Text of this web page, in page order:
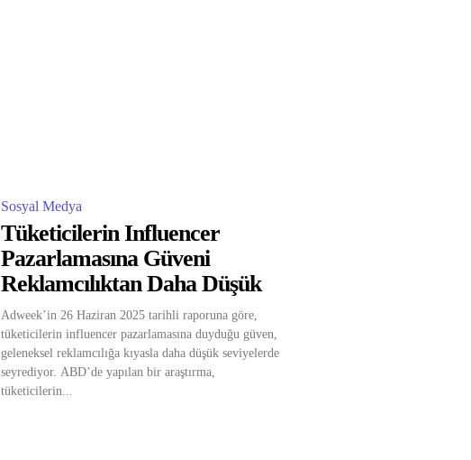
Sosyal Medya
Tüketicilerin Influencer
Pazarlamasına Güveni
Reklamcılıktan Daha Düşük
Adweek’in 26 Haziran 2025 tarihli raporuna göre,
tüketicilerin influencer pazarlamasına duyduğu güven,
geleneksel reklamcılığa kıyasla daha düşük seviyelerde
seyrediyor. ABD’de yapılan bir araştırma,
tüketicilerin...